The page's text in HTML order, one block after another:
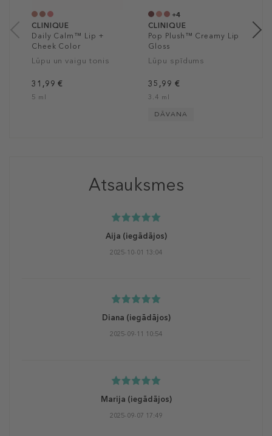
CLINIQUE
Daily Calm™ Lip +
Cheek Color
Lūpu un vaigu tonis
31,99 €
5 ml
+4
CLINIQUE
Pop Plush™ Creamy Lip
Gloss
Lūpu spīdums
35,99 €
3.4 ml
DĀVANA
Atsauksmes
Aija (iegādājos)
2025-10-01 13:04
Diana (iegādājos)
2025-09-11 10:54
Marija (iegādājos)
2025-09-07 17:49